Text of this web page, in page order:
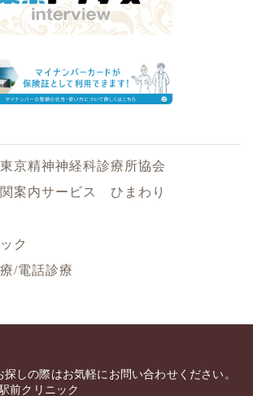
京精神神経科診療所協会
案内サービス ひまわり
ク
/電話診療
しの際はお気軽にお問い合わせください。
前クリニック